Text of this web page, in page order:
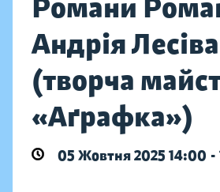
Романи
Андрія Лесіва
(творча
«Аґрафка»)
05 Жовтня 2025 14:00 -